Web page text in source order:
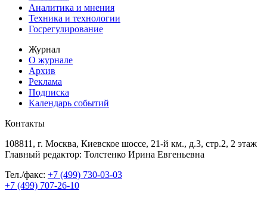
Аналитика и мнения
Техника и технологии
Госрегулирование
Журнал
О журнале
Архив
Реклама
Подписка
Календарь событий
Контакты
108811, г. Москва, Киевское шоссе, 21-й км., д.3, стр.2, 2 этаж
Главный редактор: Толстенко Ирина Евгеньевна
Тел./факс: +7 (499) 730-03-03
+7 (499) 707-26-10